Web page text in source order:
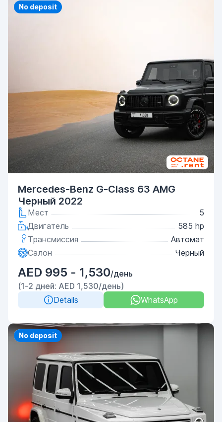
Priority
No deposit
Mercedes-Benz G-Class 63 AMG
Черный 2022
Мест
5
Двигатель
585 hp
Трансмиссия
Автомат
Салон
Черный
AED 995 - 1,530/день
(1-2 дней: AED 1,530/день)
Details
WhatsApp
Priority
No deposit